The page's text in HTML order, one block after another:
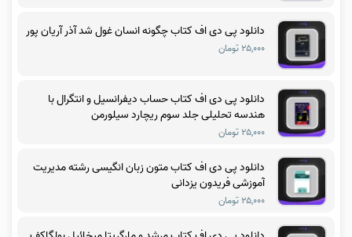
دانلود پی دی اف کتاب چگونه انسان غول شد آذر آریان پور
۲۵,۰۰۰ تومان
دانلود پی دی اف کتاب حساب دیفرانسیل و انتگرال با
هندسه تحلیلی جلد سوم ریچارد سیلورمن
۲۵,۰۰۰ تومان
دانلود پی دی اف کتاب متون زبان انگیسی رشته مدیریت
آموزشی فریدون یزدانی
۲۵,۰۰۰ تومان